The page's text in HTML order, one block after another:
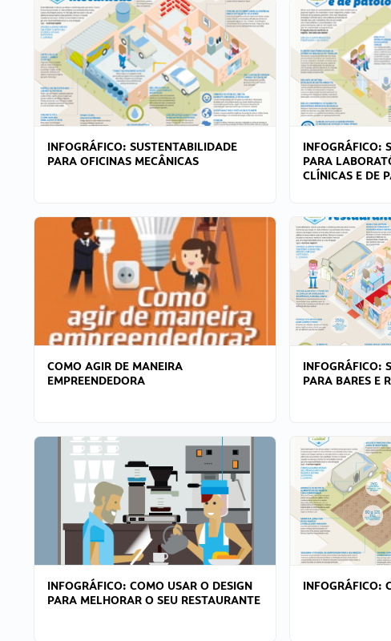
INFOGRÁFICO: SUSTENTABILIDADE
PARA OFICINAS MECÂNICAS
INFOGRÁFICO:
PARA
CLÍNICAS E DE
COMO AGIR DE MANEIRA
EMPREENDEDORA
INFOGRÁFICO:
PARA BARES E
INFOGRÁFICO: COMO USAR O DESIGN
PARA MELHORAR O SEU RESTAURANTE
INFOGRÁFICO: